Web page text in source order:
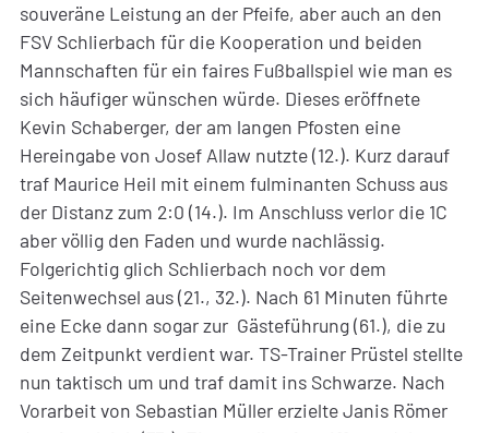
souveräne Leistung an der Pfeife, aber auch an den
FSV Schlierbach für die Kooperation und beiden
Mannschaften für ein faires Fußballspiel wie man es
sich häufiger wünschen würde. Dieses eröffnete
Kevin Schaberger, der am langen Pfosten eine
Hereingabe von Josef Allaw nutzte (12.). Kurz darauf
traf Maurice Heil mit einem fulminanten Schuss aus
der Distanz zum 2:0 (14.). Im Anschluss verlor die 1C
aber völlig den Faden und wurde nachlässig.
Folgerichtig glich Schlierbach noch vor dem
Seitenwechsel aus (21., 32.). Nach 61 Minuten führte
eine Ecke dann sogar zur Gästeführung (61.), die zu
dem Zeitpunkt verdient war. TS-Trainer Prüstel stellte
nun taktisch um und traf damit ins Schwarze. Nach
Vorarbeit von Sebastian Müller erzielte Janis Römer